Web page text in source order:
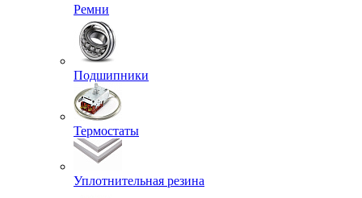
Ремни
Подшипники
Термостаты
Уплотнительная резина